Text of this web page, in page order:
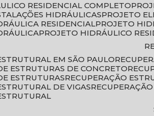
RESIDENCIAL COMPLETO
HIDRÁULICAS
PROJETO
RESIDENCIAL
PROJETO
PROJETO HIDRÁULICO
EM SÃO PAULO
ESTRUTURAS DE CONCRETO
ESTRUTURAS
RECUPERAÇÃO
DE VIGAS